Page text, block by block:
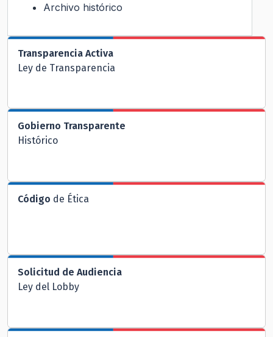
Archivo histórico
Transparencia Activa
Ley de Transparencia
Gobierno Transparente
Histórico
Código de Ética
Solicitud de Audiencia
Ley del Lobby